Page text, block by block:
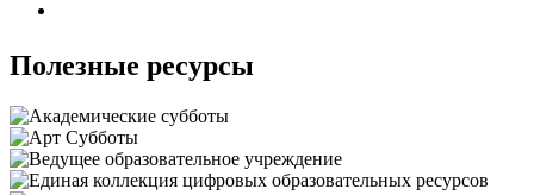
Полезные ресурсы